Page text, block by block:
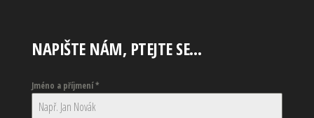
NAPIŠTE NÁM, PTEJTE SE…
Jméno a příjmení*